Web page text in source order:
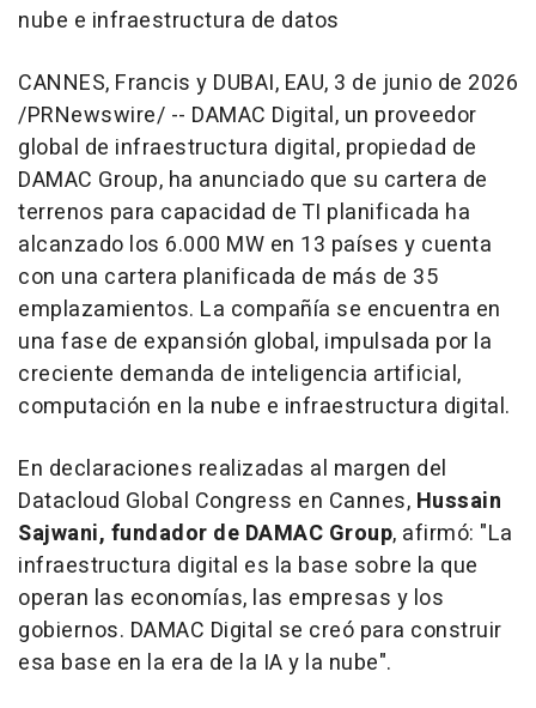
nube e infraestructura de datos
CANNES, Francis y DUBAI, EAU, 3 de junio de 2026
/PRNewswire/ -- DAMAC Digital, un proveedor
global de infraestructura digital, propiedad de
DAMAC Group, ha anunciado que su cartera de
terrenos para capacidad de TI planificada ha
alcanzado los 6.000 MW en 13 países y cuenta
con una cartera planificada de más de 35
emplazamientos. La compañía se encuentra en
una fase de expansión global, impulsada por la
creciente demanda de inteligencia artificial,
computación en la nube e infraestructura digital.
En declaraciones realizadas al margen del
Datacloud Global Congress en Cannes, Hussain
Sajwani, fundador de DAMAC Group, afirmó: "La
infraestructura digital es la base sobre la que
operan las economías, las empresas y los
gobiernos. DAMAC Digital se creó para construir
esa base en la era de la IA y la nube".